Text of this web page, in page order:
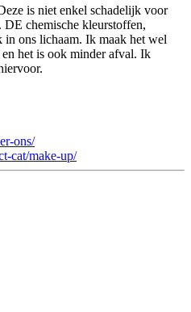
is niet enkel schadelijk voor
chemische kleurstoffen,
in ons lichaam. Ik maak het wel
het is ook minder afval. Ik
ons/
cat/make-up/